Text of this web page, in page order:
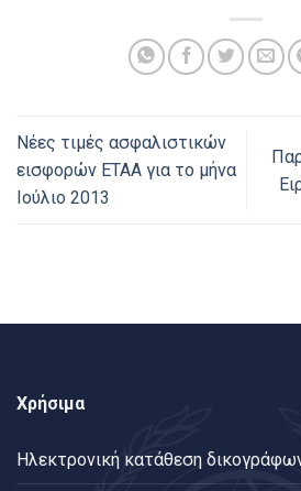
Νέες τιμές ασφαλιστικών
εισφορών ΕΤΑΑ για το μήνα
Ιούλιο 2013
Χρήσιμα
Ηλεκτρονική κατάθεση